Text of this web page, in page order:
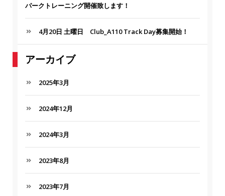
パークトレーニング開催致します！
4月20日 土曜日 Club_A110 Track Day募集開始！
アーカイブ
2025年3月
2024年12月
2024年3月
2023年8月
2023年7月